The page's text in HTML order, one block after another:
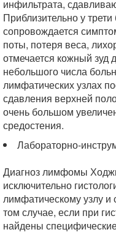
инфильтрата,
Приблизительно у
сопровождается
поты, потеря веса,
отмечается кожный зуд
небольшого числа
лимфатических узлах
сдавления верхней
очень большом
средостения.
Лабораторно-
Диагноз лимфомы
исключительно
лимфатическому узлу и
том случае, если при
найдены